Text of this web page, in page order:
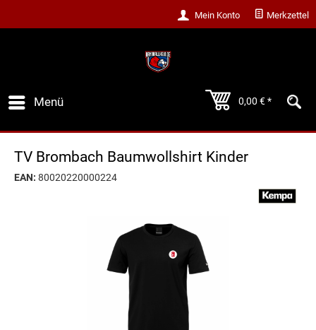
Merkzettel
Mein Konto
Menü 0,00 € *
TV Brombach Baumwollshirt Kinder
EAN: 80020220000224